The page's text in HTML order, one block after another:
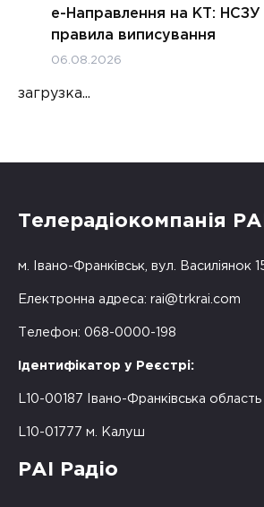
е-Направлення на КТ: НСЗУ
правила виписування
06.08.2026
загрузка...
Телерадіокомпанія РАІ
м. Івано-Франківськ, вул. Василіянок
Електронна адреса: rai@trkrai.com
Телефон: 068-0000-198
Ідентифікатор у Реєстрі:
L10-00187 Івано-Франківська область
L10-01777 м. Калуш
РАІ Радіо